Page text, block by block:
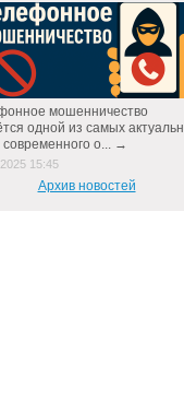
мошенничество
одной из самых
современного о... →
15:45
Архив новостей